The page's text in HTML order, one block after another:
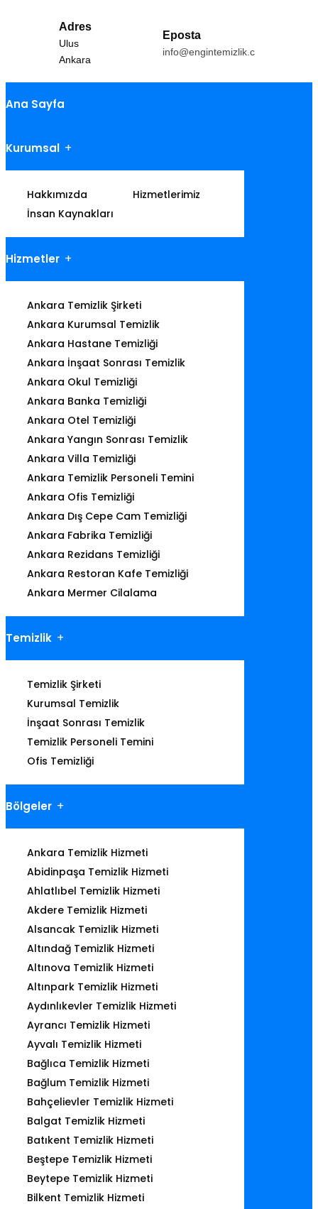
Adres
Ulus
Ankara
Eposta
info@engintemizlik.com
Ana Sayfa
Kurumsal
Hakkımızda
Hizmetlerimiz
İnsan Kaynakları
Hizmetler
Ankara Temizlik Şirketi
Ankara Kurumsal Temizlik
Ankara Hastane Temizliği
Ankara İnşaat Sonrası Temizlik
Ankara Okul Temizliği
Ankara Banka Temizliği
Ankara Otel Temizliği
Ankara Yangın Sonrası Temizlik
Ankara Villa Temizliği
Ankara Temizlik Personeli Temini
Ankara Ofis Temizliği
Ankara Dış Cepe Cam Temizliği
Ankara Fabrika Temizliği
Ankara Rezidans Temizliği
Ankara Restoran Kafe Temizliği
Ankara Mermer Cilalama
Temizlik
Temizlik Şirketi
Kurumsal Temizlik
İnşaat Sonrası Temizlik
Temizlik Personeli Temini
Ofis Temizliği
Bölgeler
Ankara Temizlik Hizmeti
Abidinpaşa Temizlik Hizmeti
Ahlatlıbel Temizlik Hizmeti
Akdere Temizlik Hizmeti
Alsancak Temizlik Hizmeti
Altındağ Temizlik Hizmeti
Altınova Temizlik Hizmeti
Altınpark Temizlik Hizmeti
Aydınlıkevler Temizlik Hizmeti
Ayrancı Temizlik Hizmeti
Ayvalı Temizlik Hizmeti
Bağlıca Temizlik Hizmeti
Bağlum Temizlik Hizmeti
Bahçelievler Temizlik Hizmeti
Balgat Temizlik Hizmeti
Batıkent Temizlik Hizmeti
Beştepe Temizlik Hizmeti
Beytepe Temizlik Hizmeti
Bilkent Temizlik Hizmeti